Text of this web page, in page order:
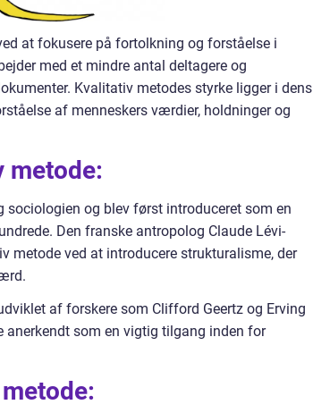
at fokusere på fortolkning og forståelse i
med et mindre antal deltagere og
Kvalitativ metodes styrke ligger i dens
af menneskers værdier, holdninger og
metode:
og blev først introduceret som en
Den franske antropolog Claude Lévi-
metode ved at introducere strukturalisme, der
af forskere som Clifford Geertz og Erving
som en vigtig tilgang inden for